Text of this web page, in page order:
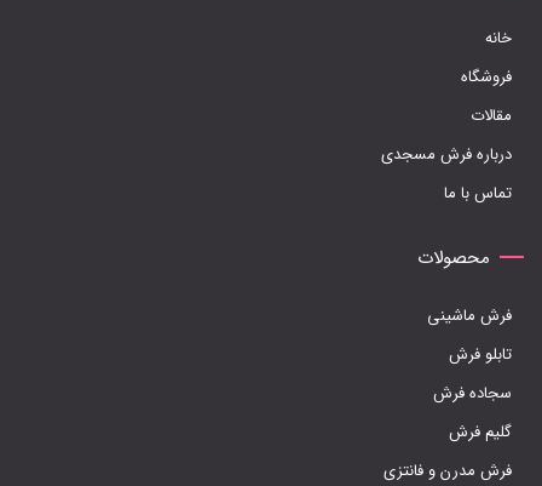
است
صفحه
محصول
انتخاب
خانه
فروشگاه
مقالات
درباره فرش مسجدی
تماس با ما
محصولات
فرش ماشینی
تابلو فرش
سجاده فرش
گلیم فرش
فرش مدرن و فانتزی